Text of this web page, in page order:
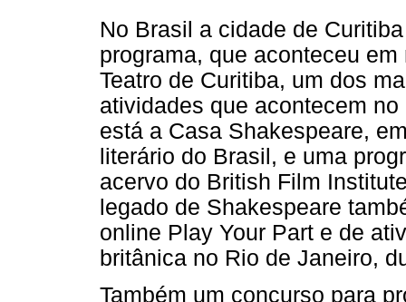
No Brasil a cidade de
programa, que aconteceu
Teatro de Curitiba, um dos
atividades que acontecem
está a Casa Shakespeare,
literário do Brasil, e uma
acervo do British Film
legado de Shakespeare
online Play Your Part e de
britânica no Rio de Janeiro,
Também um concurso para